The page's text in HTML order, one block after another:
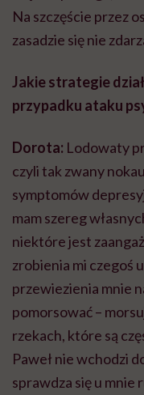
Na szczęście przez
zasadzie się nie
Jakie strategie
przypadku ataku
Dorota: Lodowaty
czyli tak zwany
symptomów
mam szereg
niektóre jest
zrobienia mi czegoś
przewiezienia mnie
pomorsować –
rzekach, które są
Paweł nie wchodzi
sprawdza się u mnie